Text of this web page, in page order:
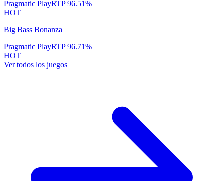
Pragmatic PlayRTP96.51%
HOT
Big Bass Bonanza
Pragmatic PlayRTP96.71%
HOT
Ver todos los juegos